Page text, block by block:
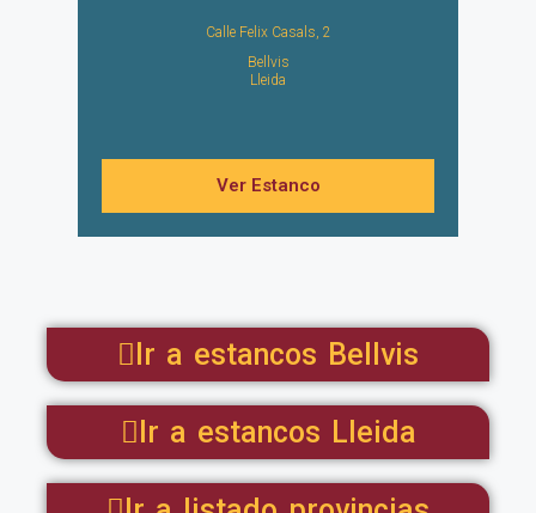
Calle Felix Casals, 2
Bellvis
Lleida
Ver Estanco
Ir a estancos Bellvis
Ir a estancos Lleida